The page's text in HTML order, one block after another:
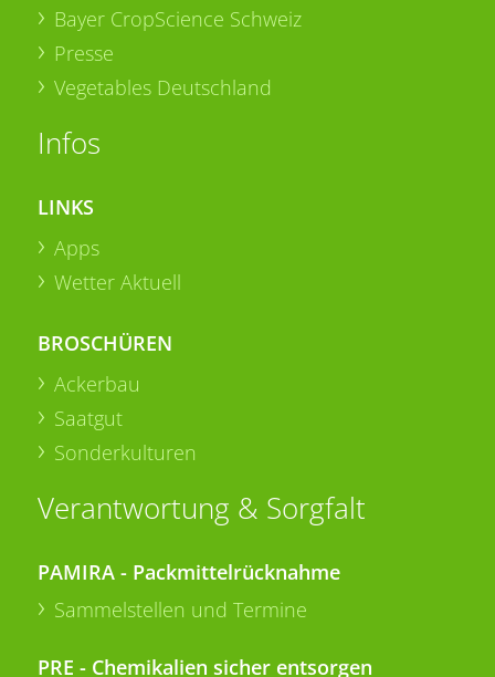
Bayer CropScience Schweiz
Presse
Vegetables Deutschland
Infos
LINKS
Apps
Wetter Aktuell
BROSCHÜREN
Ackerbau
Saatgut
Sonderkulturen
Verantwortung & Sorgfalt
PAMIRA - Packmittelrücknahme
Sammelstellen und Termine
PRE - Chemikalien sicher entsorgen